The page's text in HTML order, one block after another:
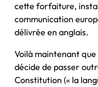
cette forfaiture,
communication
délivrée en anglais.
Voilà maintenant
décide de passer
Constitution (« la